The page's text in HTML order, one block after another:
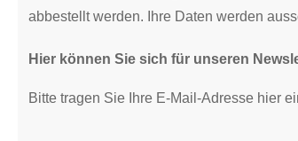
abbestellt werden. Ihre Daten werden
Hier können Sie sich für unseren
Bitte tragen Sie Ihre E-Mail-Adresse hier